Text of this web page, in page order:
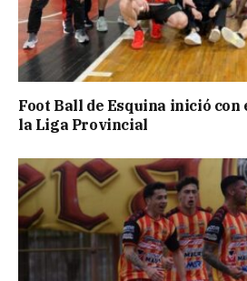
Foot Ball de Esquina inició con
la Liga Provincial